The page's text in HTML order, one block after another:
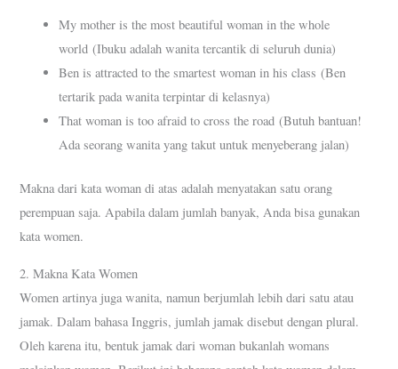
My mother is the most beautiful woman in the whole
world (Ibuku adalah wanita tercantik di seluruh dunia)
Ben is attracted to the smartest woman in his class (Ben
tertarik pada wanita terpintar di kelasnya)
That woman is too afraid to cross the road (Butuh bantuan!
Ada seorang wanita yang takut untuk menyeberang jalan)
Makna dari kata woman di atas adalah menyatakan satu orang
perempuan saja. Apabila dalam jumlah banyak, Anda bisa gunakan
kata women.
2. Makna Kata Women
Women artinya juga wanita, namun berjumlah lebih dari satu atau
jamak. Dalam bahasa Inggris, jumlah jamak disebut dengan plural.
Oleh karena itu, bentuk jamak dari woman bukanlah womans